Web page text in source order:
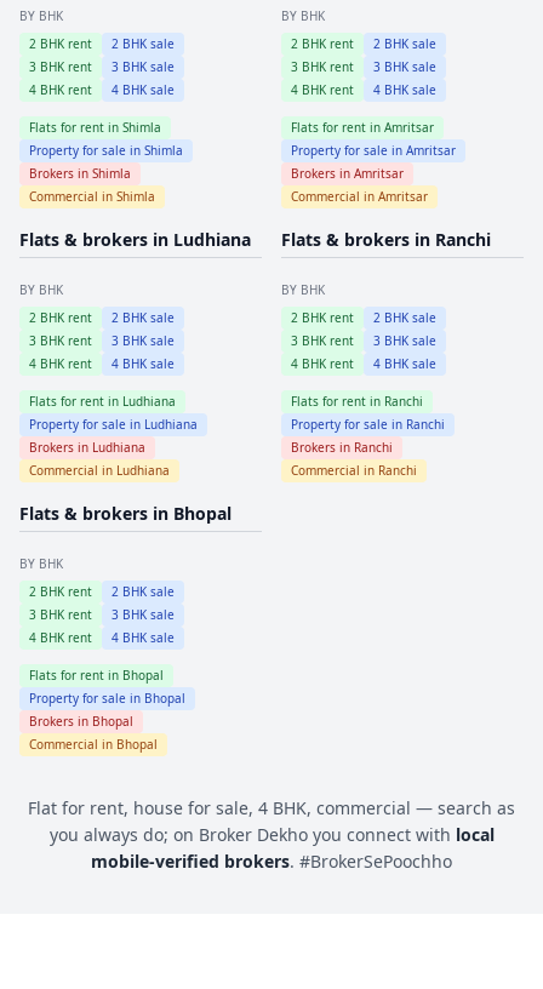
BY BHK
2 BHK rent 2 BHK sale
3 BHK rent 3 BHK sale
4 BHK rent 4 BHK sale
Flats for rent in Shimla
Property for sale in Shimla
Brokers in Shimla
Commercial in Shimla
BY BHK
2 BHK rent 2 BHK sale
3 BHK rent 3 BHK sale
4 BHK rent 4 BHK sale
Flats for rent in Amritsar
Property for sale in Amritsar
Brokers in Amritsar
Commercial in Amritsar
Flats & brokers in Ludhiana
BY BHK
2 BHK rent 2 BHK sale
3 BHK rent 3 BHK sale
4 BHK rent 4 BHK sale
Flats for rent in Ludhiana
Property for sale in Ludhiana
Brokers in Ludhiana
Commercial in Ludhiana
Flats & brokers in Ranchi
BY BHK
2 BHK rent 2 BHK sale
3 BHK rent 3 BHK sale
4 BHK rent 4 BHK sale
Flats for rent in Ranchi
Property for sale in Ranchi
Brokers in Ranchi
Commercial in Ranchi
Flats & brokers in Bhopal
BY BHK
2 BHK rent 2 BHK sale
3 BHK rent 3 BHK sale
4 BHK rent 4 BHK sale
Flats for rent in Bhopal
Property for sale in Bhopal
Brokers in Bhopal
Commercial in Bhopal
Flat for rent, house for sale, 4 BHK, commercial — search as
you always do; on Broker Dekho you connect with local
mobile-verified brokers. #BrokerSePoochho